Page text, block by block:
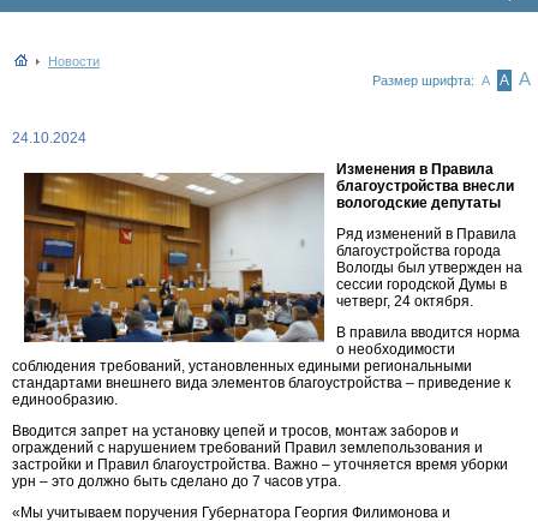
Новости
Размер шрифта: А А А
24.10.2024
Изменения в Правила
благоустройства внесли
вологодские депутаты
Ряд изменений в Правила
благоустройства города
Вологды был утвержден на
сессии городской Думы в
четверг, 24 октября.
В правила вводится норма
о необходимости
соблюдения требований, установленных едиными региональными
стандартами внешнего вида элементов благоустройства – приведение к
единообразию.
Вводится запрет на установку цепей и тросов, монтаж заборов и
ограждений с нарушением требований Правил землепользования и
застройки и Правил благоустройства. Важно – уточняется время уборки
урн – это должно быть сделано до 7 часов утра.
«Мы учитываем поручения Губернатора Георгия Филимонова и